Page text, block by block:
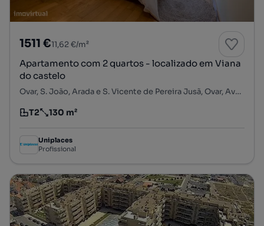
1511 €11,62 €/m²
Apartamento com 2 quartos - localizado em Viana
do castelo
Ovar, S. João, Arada e S. Vicente de Pereira Jusã, Ovar, Aveiro
Tipologia
T2
Preço por metro quadrado
130 m²
Uniplaces
Profissional